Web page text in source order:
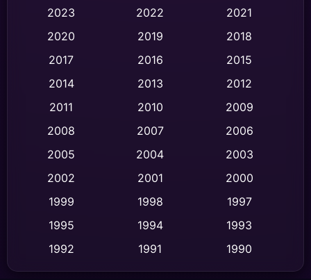
Classic หนังคลาสสิก (47)
Comedy ตลก (454)
Crime อาชญากรรม (532)
Cult Film
Dance เต้น (10)
Detective สืบสวน (62)
2023
2022
2021
2020
2019
2018
2017
2016
2015
2014
2013
2012
2011
2010
2009
2008
2007
2006
2005
2004
2003
2002
2001
2000
1999
1998
1997
1995
1994
1993
1992
1991
1990
1989
1988
1986